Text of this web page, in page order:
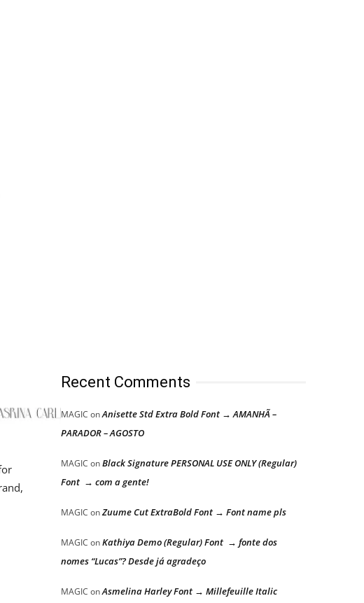
Recent Comments
MAGIC onAnisette Std Extra Bold Font → AMANHÃ –
PARADOR – AGOSTO
MAGIC onBlack Signature PERSONAL USE ONLY (Regular)
Font → com a gente!
MAGIC onZuume Cut ExtraBold Font → Font name pls
MAGIC onKathiya Demo (Regular) Font → fonte dos
nomes “Lucas”? Desde já agradeço
MAGIC onAsmelina Harley Font → Millefeuille Italic